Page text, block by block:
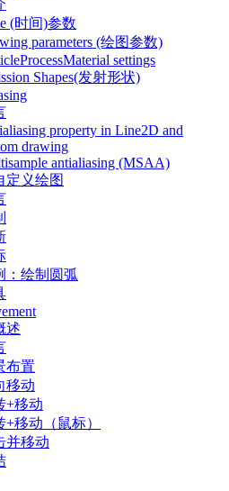
(时间)参数
parameters (绘图参数)
settings
Shapes(发射形状)
property in Line2D and
drawing
antialiasing (MSAA)
定义绘图
：绘制圆弧
述
布置
移动
+移动
+移动（鼠标）
并移动